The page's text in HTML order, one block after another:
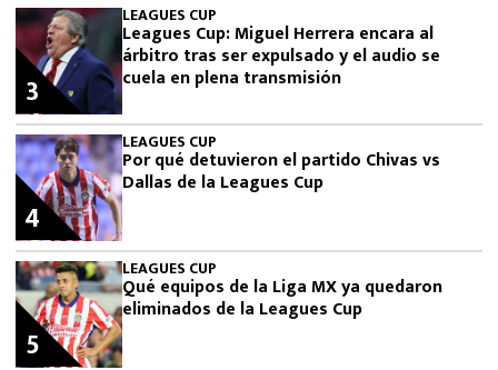
LEAGUES CUP
Leagues Cup: Miguel Herrera encara al
árbitro tras ser expulsado y el audio se
cuela en plena transmisión
3
LEAGUES CUP
Por qué detuvieron el partido Chivas vs
Dallas de la Leagues Cup
4
LEAGUES CUP
Qué equipos de la Liga MX ya quedaron
eliminados de la Leagues Cup
5